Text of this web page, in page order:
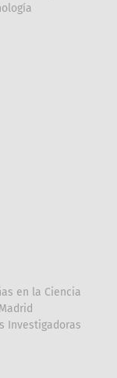
en la Ciencia
Investigadoras